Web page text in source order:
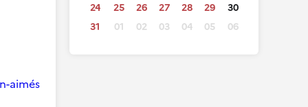
24
25 26 27 28 29
30
31
01 02 03 04 05 06
aimés